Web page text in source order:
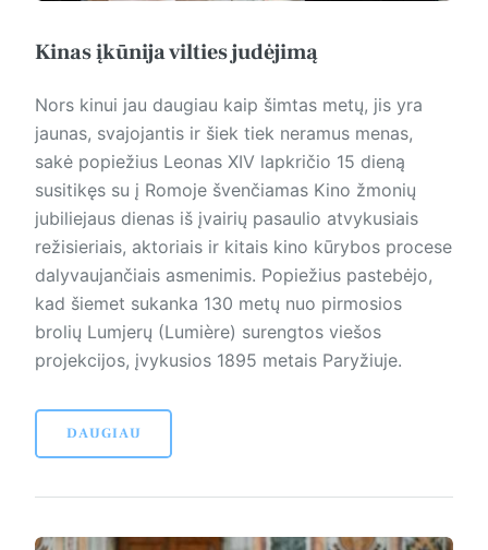
Kinas įkūnija vilties judėjimą
Nors kinui jau daugiau kaip šimtas metų, jis yra
jaunas, svajojantis ir šiek tiek neramus menas,
sakė popiežius Leonas XIV lapkričio 15 dieną
susitikęs su į Romoje švenčiamas Kino žmonių
jubiliejaus dienas iš įvairių pasaulio atvykusiais
režisieriais, aktoriais ir kitais kino kūrybos procese
dalyvaujančiais asmenimis. Popiežius pastebėjo,
kad šiemet sukanka 130 metų nuo pirmosios
brolių Lumjerų (Lumière) surengtos viešos
projekcijos, įvykusios 1895 metais Paryžiuje.
DAUGIAU